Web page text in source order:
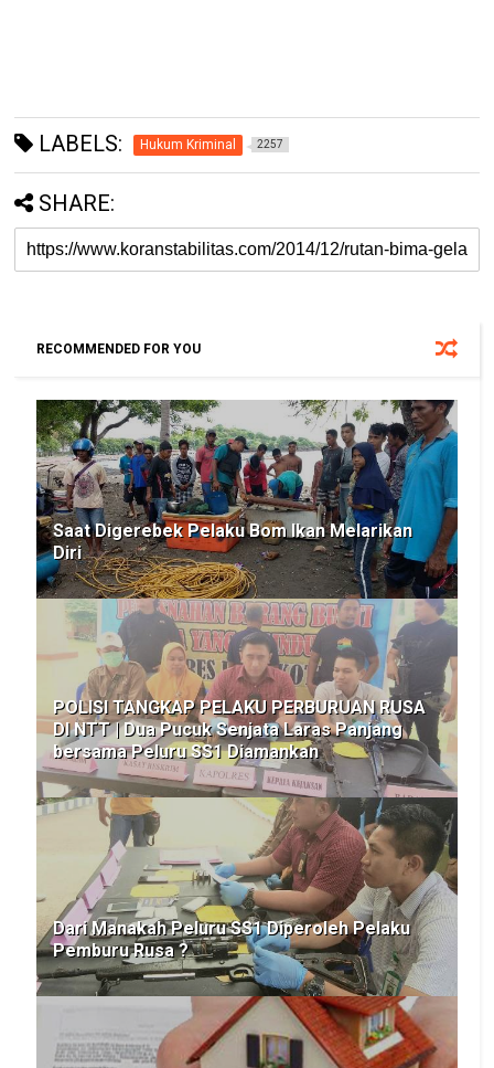
LABELS: Hukum Kriminal 2257
SHARE:
RECOMMENDED FOR YOU
Saat Digerebek Pelaku Bom Ikan Melarikan
Diri
POLISI TANGKAP PELAKU PERBURUAN RUSA
DI NTT | Dua Pucuk Senjata Laras Panjang
bersama Peluru SS1 Diamankan
Dari Manakah Peluru SS1 Diperoleh Pelaku
Pemburu Rusa ?